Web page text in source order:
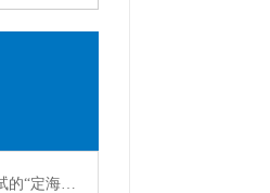
AKH系列交流恒流源工业测试的“定海神针”